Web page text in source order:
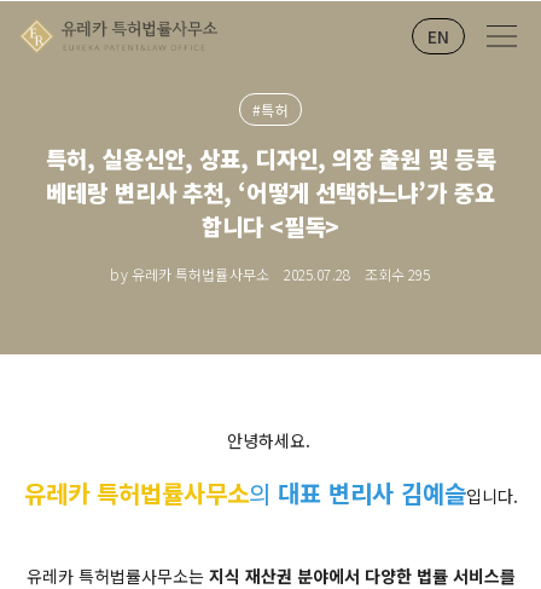
EN
#특허
특허, 실용신안, 상표, 디자인, 의장 출원 및 등록
베테랑 변리사 추천, ‘어떻게 선택하느냐’가 중요
합니다 <필독>
by 유레카 특허법률사무소 2025.07.28 조회수295
안녕하세요.
유레카 특허법률사무소의 대표 변리사 김예슬입니다.
유레카 특허법률사무소는 지식 재산권 분야에서 다양한 법률 서비스를